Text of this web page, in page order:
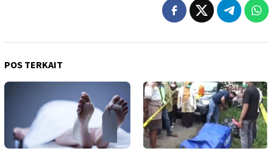
POS TERKAIT